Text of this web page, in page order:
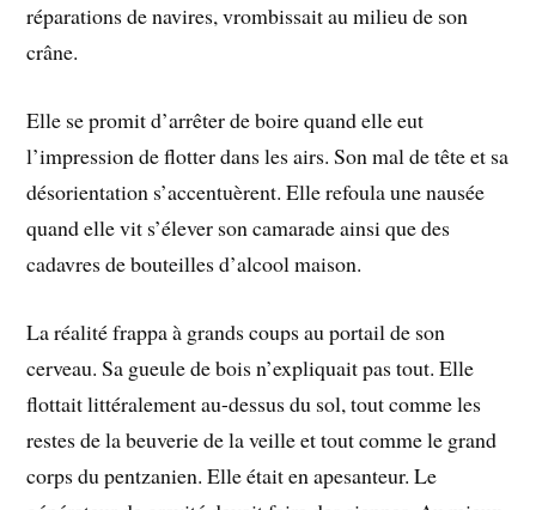
réparations de navires, vrombissait au milieu de son
crâne.
Elle se promit d’arrêter de boire quand elle eut
l’impression de flotter dans les airs. Son mal de tête et sa
désorientation s’accentuèrent. Elle refoula une nausée
quand elle vit s’élever son camarade ainsi que des
cadavres de bouteilles d’alcool maison.
La réalité frappa à grands coups au portail de son
cerveau. Sa gueule de bois n’expliquait pas tout. Elle
flottait littéralement au-dessus du sol, tout comme les
restes de la beuverie de la veille et tout comme le grand
corps du pentzanien. Elle était en apesanteur. Le